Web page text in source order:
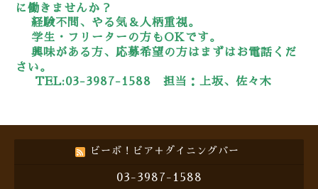
に働きませんか？
経験不問、やる気＆人柄重視。
学生・フリーターの方もOKです。
興味がある方、応募希望の方はまずはお電話くだ
さい。
TEL:03-3987-1588 担当：上坂、佐々木
ビーボ！ビア＋ダイニングバー
03-3987-1588